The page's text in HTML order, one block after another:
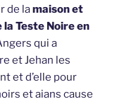
de lamaison et
Teste Noire en
qui a
et Jehan les
et d’elle pour
et aians cause